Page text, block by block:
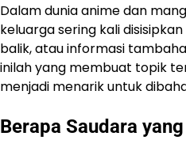
Dalam dunia anime dan
keluarga sering kali
balik, atau informasi
inilah yang membuat topik
menjadi menarik untuk
Berapa Saudara